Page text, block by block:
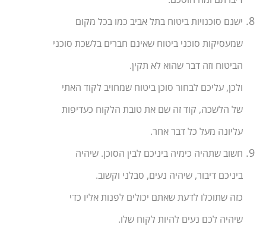
ישנם סוכנויות ביטוח בתל אביב כמו בכל מקום
שמעסיקות סוכני ביטוח שאינם חברים בלשכת סוכני
הביטוח וזה דבר שהוא לא תקין.
ולכן, עליכם לבחור סוכן ביטוח שמחויב לקוד האתי
של הלשכה, קוד זה שם את טובת הלקוח כעדיפות
עליונה מעל כל דבר אחר.
חשוב שתהיה כימיה ביניכם לבין הסוכן. שיהיה
ביניכם דיבור, שיהיה נעים, סבלני וקשוב.
כזה שתוכלו לדעת שאתם יכולים לפנות אליו כדי
שיהיה לכם נעים להיות לקוח שלו.